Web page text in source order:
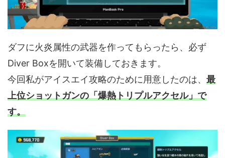
ダフに火炎属性の武器を作ってもらったら、必ず
Diver Boxを開いて装備しておきます。
今回私がアイスエイ攻略のために用意したのは、 最
上位ショットガンの「爆熱トリプルアクセル」で
す。